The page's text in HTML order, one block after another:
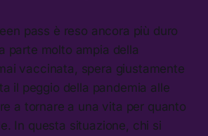
pass è reso ancora più duro
parte molto ampia della
vaccinata, spera giustamente
il peggio della pandemia alle
a tornare a una vita per quanto
In questa situazione, chi si